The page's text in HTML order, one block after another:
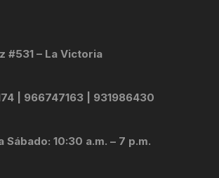
#531 – La Victoria
| 966747163 | 931986430
Sábado: 10:30 a.m. – 7 p.m.